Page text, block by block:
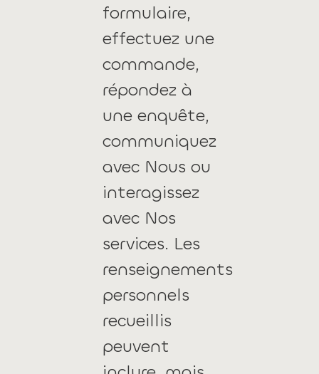
formulaire,
effectuez une
commande,
répondez à
une enquête,
communiquez
avec Nous ou
interagissez
avec Nos
services. Les
renseignements
personnels
recueillis
peuvent